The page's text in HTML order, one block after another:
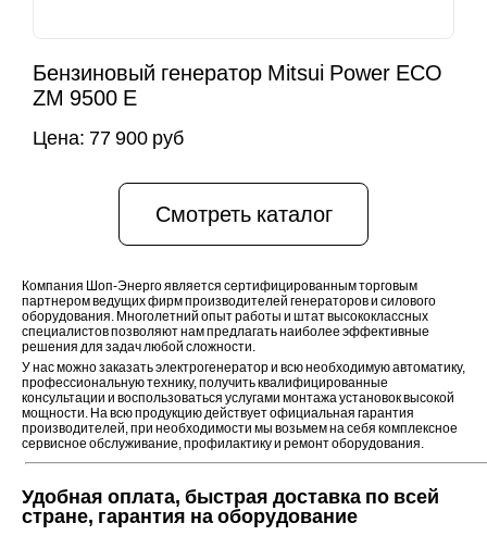
Бензиновый генератор Mitsui Power ECO
ZM 9500 E
Цена: 77 900 руб
Смотреть каталог
Компания Шоп-Энерго является сертифицированным торговым
партнером ведущих фирм производителей генераторов и силового
оборудования. Многолетний опыт работы и штат высококлассных
специалистов позволяют нам предлагать наиболее эффективные
решения для задач любой сложности.
У нас можно заказать электрогенератор и всю необходимую автоматику,
профессиональную технику, получить квалифицированные
консультации и воспользоваться услугами монтажа установок высокой
мощности. На всю продукцию действует официальная гарантия
производителей, при необходимости мы возьмем на себя комплексное
сервисное обслуживание, профилактику и ремонт оборудования.
Удобная оплата, быстрая доставка по всей
стране, гарантия на оборудование